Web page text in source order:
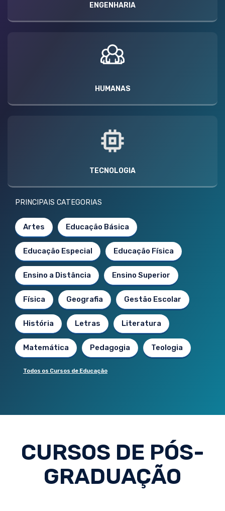
ENGENHARIA
HUMANAS
TECNOLOGIA
PRINCIPAIS CATEGORIAS
Artes Educação Básica
Educação Especial Educação Física
Ensino a Distância Ensino Superior
Física Geografia Gestão Escolar
História Letras Literatura
Matemática Pedagogia Teologia
Todos os Cursos de Educação
CURSOS DE PÓS-
GRADUAÇÃO